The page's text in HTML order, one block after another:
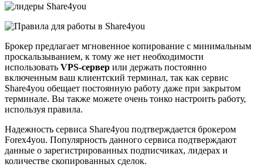
Брокер предлагает мгновенное копирование с минимальным
проскальзыванием, к тому же нет необходимости
использовать VPS-сервер или держать постоянно
включенным ваш клиентский терминал, так как сервис
Share4you обещает постоянную работу даже при закрытом
терминале. Вы также можете очень тонко настроить работу,
используя правила.
Надежность сервиса Share4you подтверждается брокером
Forex4you. Популярность данного сервиса подтверждают
данные о зарегистрированных подписчиках, лидерах и
количестве скопированных сделок.